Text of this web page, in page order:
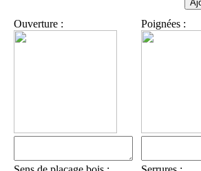
Ouverture : Poignées :